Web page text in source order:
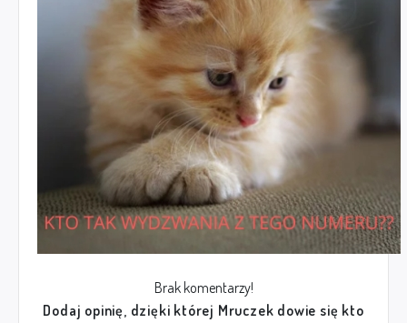
Brak komentarzy!
Dodaj opinię, dzięki której Mruczek dowie się kto